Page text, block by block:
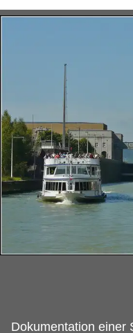
Dokumentation einer